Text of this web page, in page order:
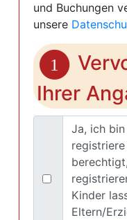
und Buchungen
unsere
1
Ihrer
Ja, ich
Kinder
Eltern/